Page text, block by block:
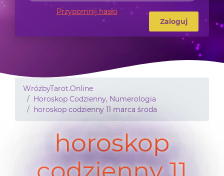
Przypomnij hasło
Zaloguj
WróżbyTarot.Online
Horoskop Codzienny, Numerologia
horoskop codzienny 11 marca środa
horoskop